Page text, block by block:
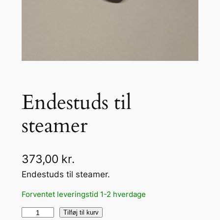
Endestuds til
steamer
373,00 kr.
Endestuds til steamer.
Forventet leveringstid 1-2 hverdage
Tilføj til kurv